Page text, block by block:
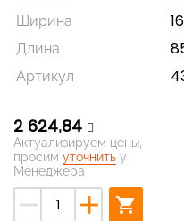
Ширина
Длина
Артикул
2 624,84
Актуализируем цены,
просим уточнить у
Менеджера
remove add shopping_cart